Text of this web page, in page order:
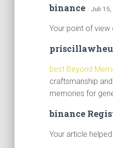
binance · Juli
Your point of view
best Beyond
craftsmanship
memories for
binance
Your article